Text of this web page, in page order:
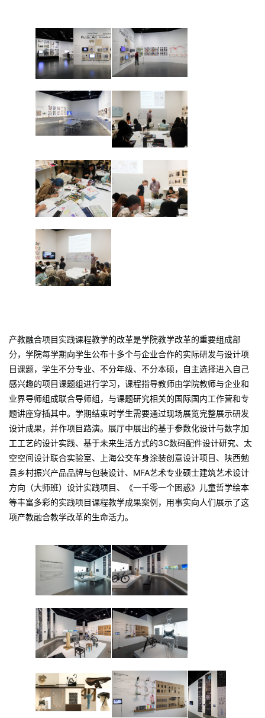
产教融合项目实践课程教学的改革是学院教学改革的重要组成部
分，学院每学期向学生公布十多个与企业合作的实际研发与设计项
目课题，学生不分专业、不分年级、不分本硕，自主选择进入自己
感兴趣的项目课题组进行学习，课程指导教师由学院教师与企业和
业界导师组成联合导师组，与课题研究相关的国际国内工作营和专
题讲座穿插其中。学期结束时学生需要通过现场展览完整展示研发
设计成果，并作项目路演。展厅中展出的基于参数化设计与数字加
工工艺的设计实践、基于未来生活方式的3C数码配件设计研究、太
空空间设计联合实验室、上海公交车身涂装创意设计项目、陕西勉
县乡村振兴产品品牌与包装设计、MFA艺术专业硕士建筑艺术设计
方向（大师班）设计实践项目、《一千零一个困惑》儿童哲学绘本
等丰富多彩的实践项目课程教学成果案例，用事实向人们展示了这
项产教融合教学改革的生命活力。